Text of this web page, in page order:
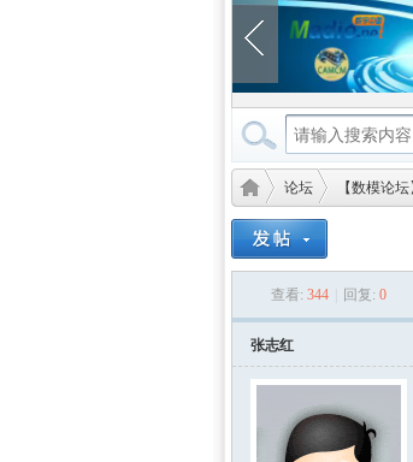
论坛
›
【数模论
查看: 344 回复: 0
张志红